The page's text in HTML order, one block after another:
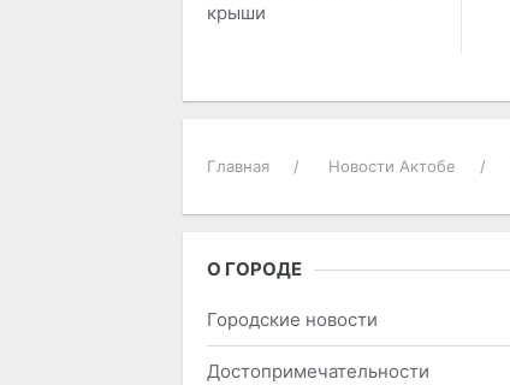
крыши
Главная Новости Актобе
О ГОРОДЕ
Городские новости
Достопримечательности